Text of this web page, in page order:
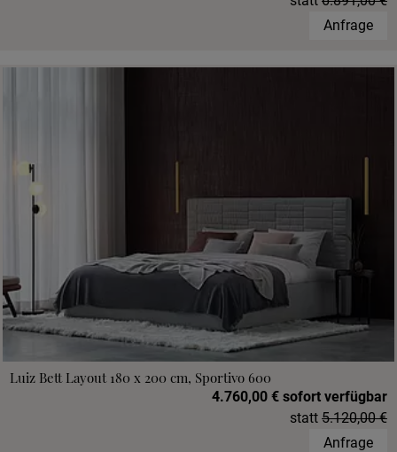
Anfrage
Luiz Bett Layout 180 x 200 cm, Sportivo 600
4.760,00 € sofort verfügbar
statt 5.120,00 €
Anfrage